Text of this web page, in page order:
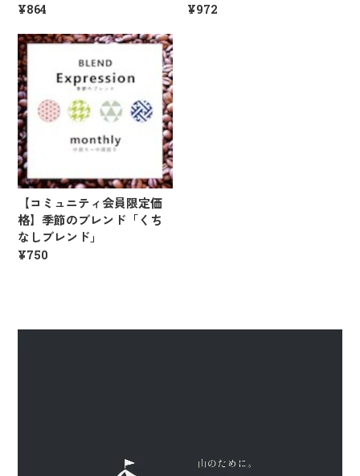
¥864 ¥972
【コミュニティ会員限定価
格】季節のブレンド「くち
なしブレンド」
¥750